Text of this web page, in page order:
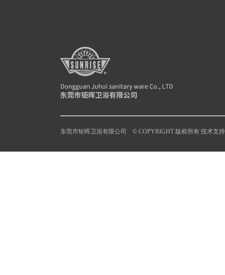
东莞市钜晖卫浴有限公司 © COPYRIGHT 版权所有 技术支